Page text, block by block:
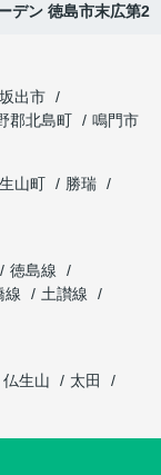
デン 徳島市末広第2
坂出市
郡北島町
鳴門市
山町
勝瑞
徳島線
線
土讃線
仏生山
太田